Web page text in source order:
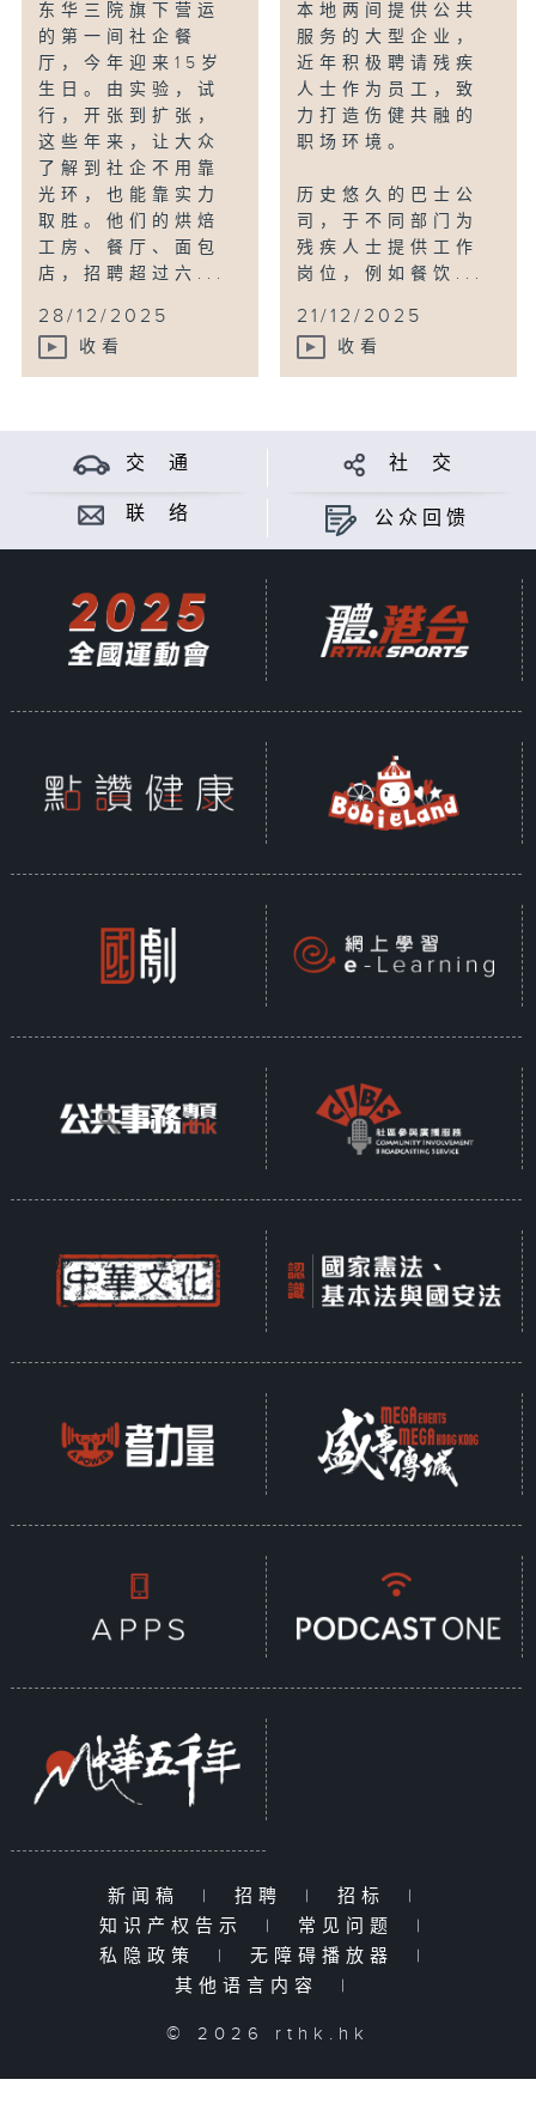
东华三院旗下营运
的第一间社企餐
厅，今年迎来15岁
生日。由实验，试
行，开张到扩张，
这些年来，让大众
了解到社企不用靠
光环，也能靠实力
取胜。他们的烘焙
工房、餐厅、面包
店，招聘超过六...
28/12/2025
收看
本地两间提供公共
服务的大型企业，
近年积极聘请残疾
人士作为员工，致
力打造伤健共融的
职场环境。
历史悠久的巴士公
司，于不同部门为
残疾人士提供工作
岗位，例如餐饮...
21/12/2025
收看
交 通 社 交
联 络 公众回馈
新闻稿 | 招聘 | 招标
|
知识产权告示
| 常见问题
|
私隐政策
| 无障碍播放器
|
其他语言内容
|
© 2026 rthk.hk